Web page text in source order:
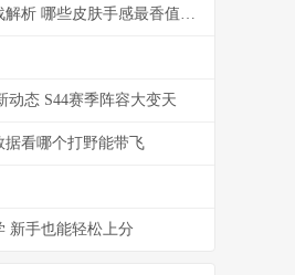
王者英耀周年庆皮肤实战解析 哪些皮肤手感最香值不值得买
动态 S44赛季阵容大变天
据看哪个打野能带飞
新手也能轻松上分